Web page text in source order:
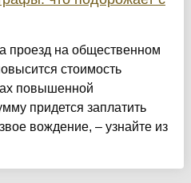
проезд на общественном
стоимость
повышенной
придется заплатить
вождение, – узнайте из